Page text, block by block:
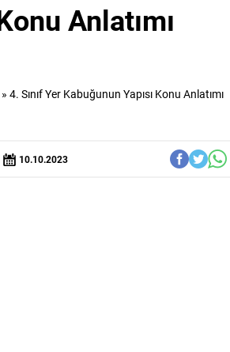
Anlatımı
» 4. Sınıf Yer Kabuğunun Yapısı Konu Anlatımı
10.10.2023